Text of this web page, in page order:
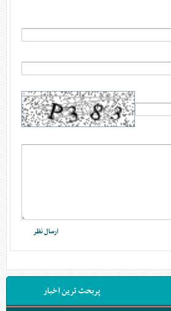
پربحث ترین اخبار